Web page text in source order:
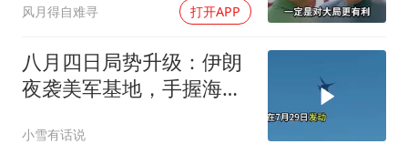
风月得自难寻 打开APP
八月四日局势升级：伊朗
夜袭美军基地，手握海峡
小雪有话说